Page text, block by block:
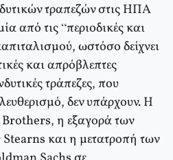
τραπεζών στις ΗΠΑ
από τις “περιοδικές και
ωστόσο δείχνει
και απρόβλεπτες
τράπεζες, που
δεν υπάρχουν. Η
η εξαγορά των
και η μετατροπή των